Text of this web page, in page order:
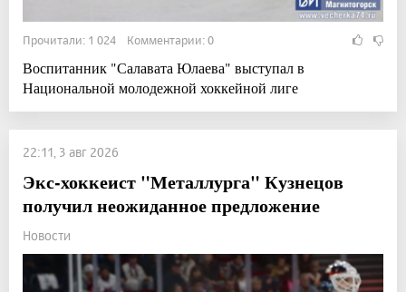
Прочитали: 1 024 Комментарии: 0
Воспитанник "Салавата Юлаева" выступал в
Национальной молодежной хоккейной лиге
22:11, 3 авг 2026
Экс-хоккеист "Металлурга" Кузнецов
получил неожиданное предложение
Новости